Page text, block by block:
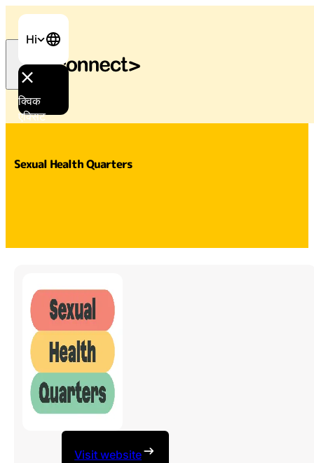
Hi
क्विक
एक्सिटHome/
Sexual Health Quarters
Visit website